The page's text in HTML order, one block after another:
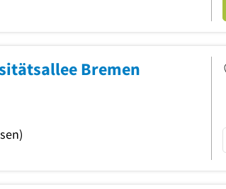
Bremen